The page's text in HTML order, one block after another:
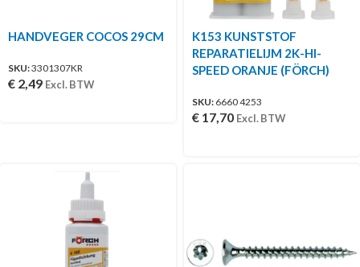
HANDVEGER COCOS 29CM
SKU:3301307KR
€ 2,49 Excl. BTW
K153 KUNSTSTOF
REPARATIELIJM 2K-HI-
SPEED ORANJE (FÖRCH)
SKU: 6660 4253
€ 17,70 Excl. BTW